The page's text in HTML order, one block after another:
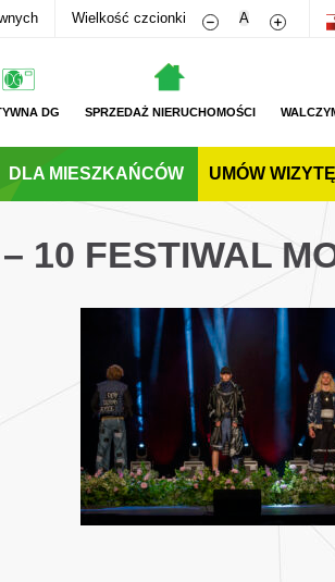
Wielkość czcionki Zmniejsz rozmiar
A
DG SPRZEDAŻ NIERUCHOMOŚCI
DLA MIESZKAŃCÓW UMÓW WIZYTĘ
10 FESTIWAL